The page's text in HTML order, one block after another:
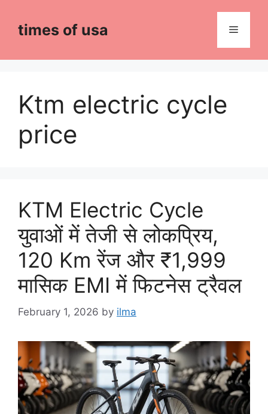
contenttimes of usa Menu
Ktm electric cycle
price
KTM Electric Cycle
युवाओं में तेजी से लोकप्रिय,
120 Km रेंज और ₹1,999
मासिक EMI में फिटनेस ट्रैवल
February 1, 2026 by ilma